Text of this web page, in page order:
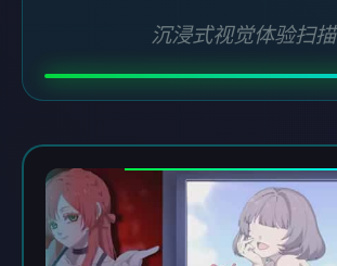
沉浸式视觉体验扫描